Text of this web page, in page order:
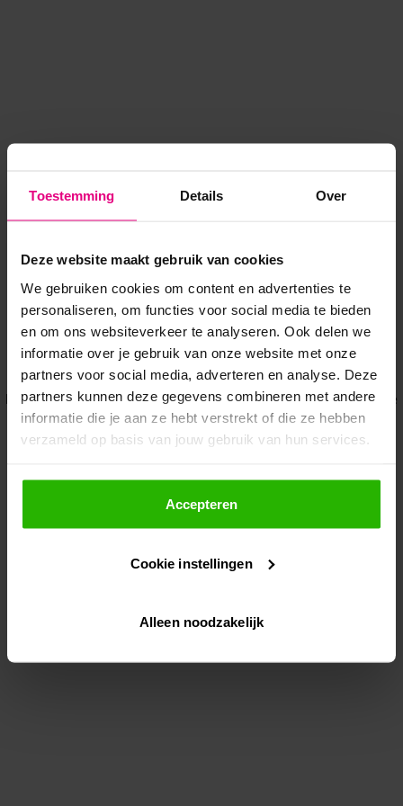
Toestemming Details Over
Deze website maakt gebruik van cookies
We gebruiken cookies om content en advertenties te
personaliseren, om functies voor social media te bieden
en om ons websiteverkeer te analyseren. Ook delen we
informatie over je gebruik van onze website met onze
partners voor social media, adverteren en analyse. Deze
partners kunnen deze gegevens combineren met andere
informatie die je aan ze hebt verstrekt of die ze hebben
verzameld op basis van jouw gebruik van hun services.
Als je op "Accepteer" klikt, dan geef je Voordeeluitjes.nl
toestemming om cookies voor social media en
gepersonaliseerde advertenties te plaatsen.
Lees hier meer over in onsprivacybeleid
Via "Cookie instellingen" kun je ook zelf instellen welke
Accepteren
Cookie instellingen
Alleen noodzakelijk
Application error: a client-side exception has occurred while
loadingwww.voordeeluitjes.nl (see the browser console for more
information).